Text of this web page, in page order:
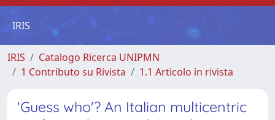
IRIS
IRIS
Catalogo Ricerca UNIPMN
1 Contributo su Rivista
1.1 Articolo in rivista
'Guess who'? An Italian multicentric